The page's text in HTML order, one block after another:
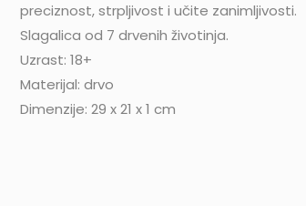
preciznost, strpljivost i učite zanimljivosti.
Slagalica od 7 drvenih životinja.
Uzrast: 18+
Materijal: drvo
Dimenzije: 29 x 21 x 1 cm